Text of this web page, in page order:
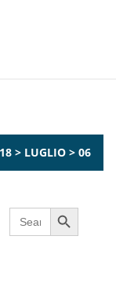
> LUGLIO > 06
Search
for:
Search Button